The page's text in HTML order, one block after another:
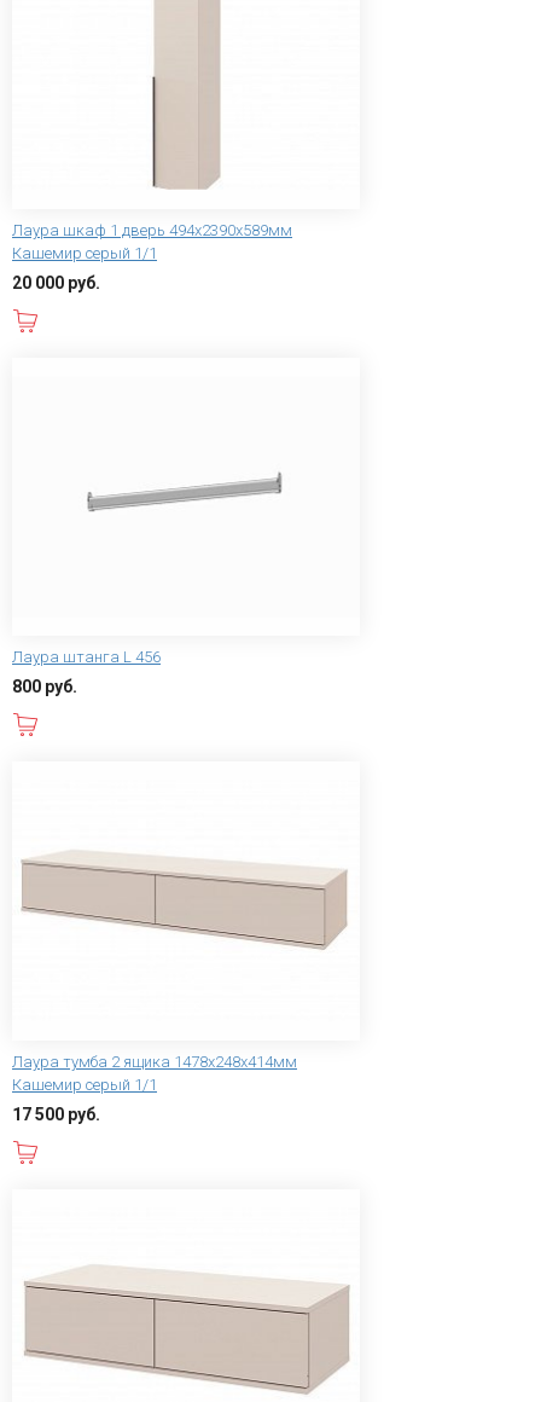
Лаура шкаф 1 дверь 494x2390x589мм
Кашемир серый 1/1
20 000 руб.
Лаура штанга L 456
800 руб.
Лаура тумба 2 ящика 1478x248x414мм
Кашемир серый 1/1
17 500 руб.